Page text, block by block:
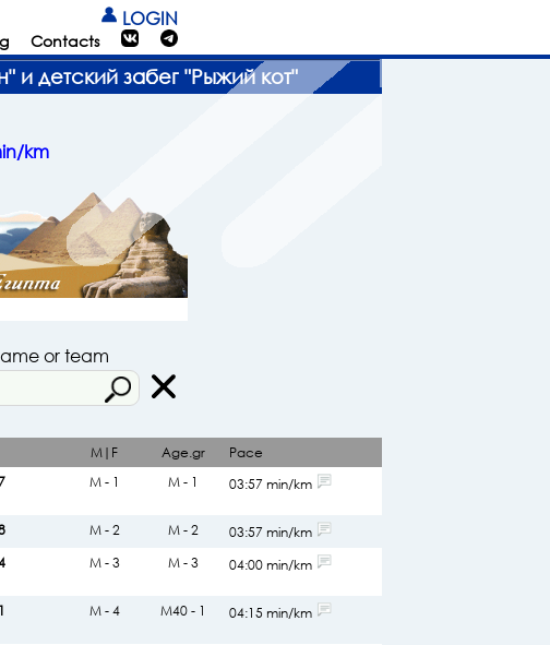
LOGIN
Contacts
детский забег "Рыжий кот"
km
or team
M|F Age.gr
Pace
М - 1 М - 1 03:57 min/km
М - 2 М - 2
03:57 min/km
М - 3 М - 3 04:00 min/km
М - 4 М40 - 1 04:15 min/km